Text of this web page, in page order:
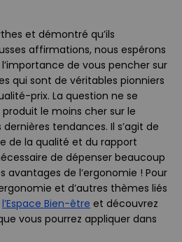
et démontré qu’ils
affirmations, nous espérons
de vous pencher sur
qui sont de véritables pionniers
prix. La question ne se
le moins cher sur le
tendances. Il s’agit de
de la qualité et du rapport
de dépenser beaucoup
avantages de l’ergonomie ! Pour
et d’autres thèmes liés
l’Espace Bien-être et découvrez
vous pourrez appliquer dans